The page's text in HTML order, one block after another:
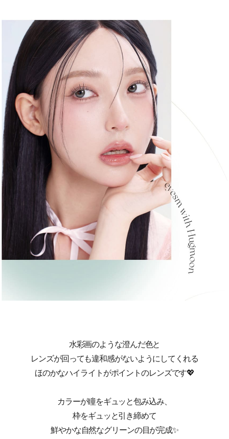
水彩画のような澄んだ色と
レンズが回っても違和感がないようにしてくれる
ほのかなハイライトがポイントのレンズです💖
カラーが瞳をギュッと包み込み、
枠をギュッと引き締めて
鮮やかな自然なグリーンの目が完成✨